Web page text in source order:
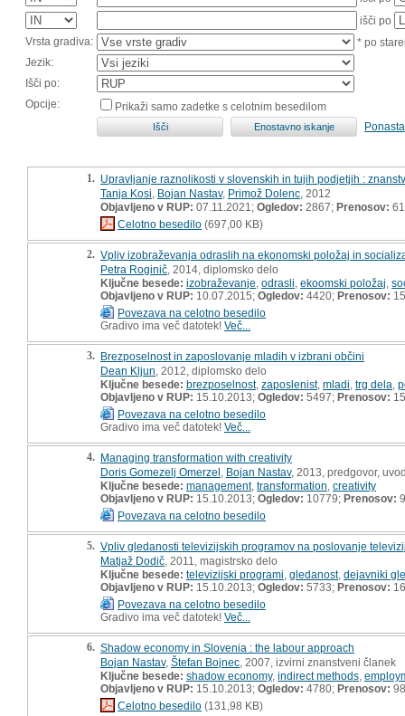
išči po
Vrsta gradiva:
* po
Jezik:
Išči po:
Opcije:
Prikaži samo zadetke s celotnim besedilom
1. Upravljanje raznolikosti v slovenskih in tujih podjetjih :
Tanja Kosi Bojan Nastav, Primož Dolenc , 2012
Objavljeno v RUP: 07.11.2021; Ogledov: 2867; Prenosov: 61
Celotno besedilo (697,00 KB)
2. Vpliv izobraževanja odraslih na ekonomski položaj in
Petra Roginič , 2014, diplomsko delo
Ključne besede: izobraževanje odrasli ekoomski položaj
Objavljeno v RUP: 10.07.2015; Ogledov: 4420; Prenosov:
Povezava na celotno besedilo
Gradivo ima več datotek! Več...
3. Brezposelnost in zaposlovanje mladih v izbrani občini
Dean Kljun , 2012, diplomsko delo
Ključne besede: brezposelnost, zaposlenist, mladi trg dela
Objavljeno v RUP: 15.10.2013; Ogledov: 5497; Prenosov:
Povezava na celotno besedilo
Gradivo ima več datotek! Več...
4. Managing transformation with creativity
Doris Gomezelj Omerzel Bojan Nastav, 2013, predgovor,
Ključne besede: management, transformation creativity
Objavljeno v RUP: 15.10.2013; Ogledov: 10779; Prenosov:
Povezava na celotno besedilo
5. Vpliv gledanosti televizijskih programov na poslovanje
Matjaž Dodič , 2011, magistrsko delo
Ključne besede: televizijski programi gledanost, dejavniki
Objavljeno v RUP: 15.10.2013; Ogledov: 5733; Prenosov:
Povezava na celotno besedilo
Gradivo ima več datotek! Več...
6. Shadow economy in Slovenia : the labour approach
Bojan Nastav, Štefan Bojnec , 2007, izvirni znanstveni članek
Ključne besede: shadow economy, indirect methods
Objavljeno v RUP: 15.10.2013; Ogledov: 4780; Prenosov: 98
Celotno besedilo (131,98 KB)